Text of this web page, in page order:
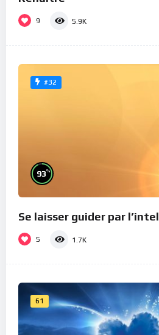
9 5.9K
#32
93%
Se laisser guider par
5 1.7K
61